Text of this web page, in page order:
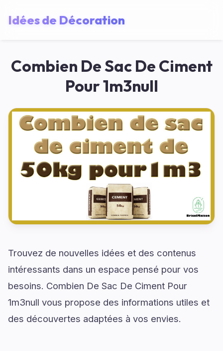
Idées de Décoration
Combien De Sac De Ciment
Pour 1m3null
Trouvez de nouvelles idées et des contenus
intéressants dans un espace pensé pour vos
besoins. Combien De Sac De Ciment Pour
1m3null vous propose des informations utiles et
des découvertes adaptées à vos envies.